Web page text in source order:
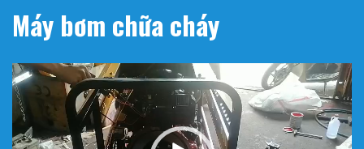
Máy bơm chữa cháy
Trình
chơi
Video